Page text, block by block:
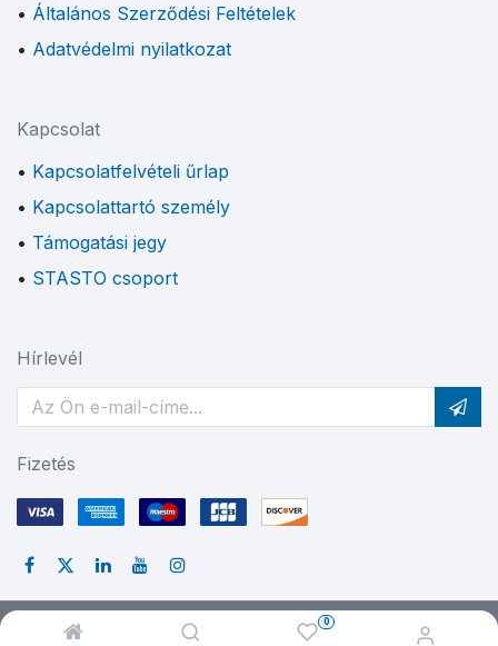
0
Általános Szerződési Feltételek
Adatvédelmi nyilatkozat
Kapcsolat
Kapcsolatfelvételi űrlap
Kapcsolattartó személy
Támogatási jegy
STASTO csoport
Hírlevél
Fizetés
© 2024 STASTO Automation